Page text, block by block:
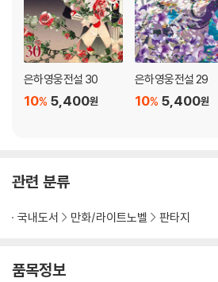
은하영웅전설 30
5,400원
10%
은하영웅전설 29
5,400원
10%
관련 분류
국내도서 만화/라이트노벨 판타지
품목정보